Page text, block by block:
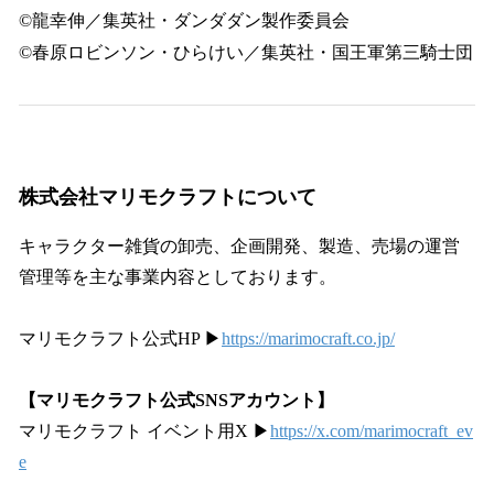
©龍幸伸／集英社・ダンダダン製作委員会
©春原ロビンソン・ひらけい／集英社・国王軍第三騎士団
株式会社マリモクラフトについて
キャラクター雑貨の卸売、企画開発、製造、売場の運営
管理等を主な事業内容としております。
マリモクラフト公式HP ▶https://marimocraft.co.jp/
【マリモクラフト公式SNSアカウント】
マリモクラフト イベント用X ▶https://x.com/marimocraft_ev
e